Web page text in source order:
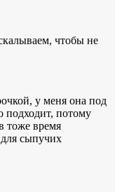
чтобы не
у меня она под
подходит, потому
тоже время
для сыпучих